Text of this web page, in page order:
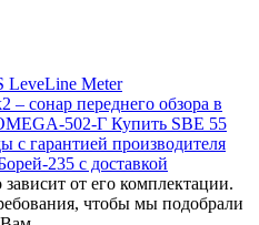
LeveLine Meter
сонар переднего обзора в
502-Г Купить SBE 55
с гарантией производителя
235 с доставкой
от его комплектации.
чтобы мы подобрали